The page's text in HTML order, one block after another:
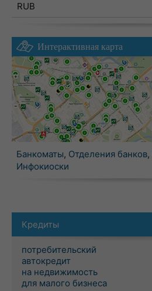
RUB
Интерактивная карта
Банкоматы, Отделения банков,
Инфокиоски
Кредиты
потребительский
автокредит
на недвижимость
для малого бизнеса